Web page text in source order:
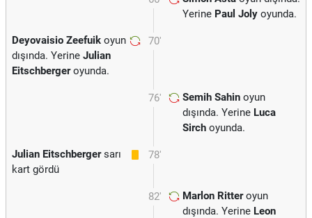
Yerine Paul Joly oyunda.
70'
Deyovaisio Zeefuik oyun
dışında. Yerine Julian
Eitschbergeroyunda.
76' Semih Sahin oyun
dışında. Yerine Luca
Sirch oyunda.
78'
Julian Eitschbergersarı
kart gördü
82' Marlon Ritteroyun
dışında. Yerine Leon